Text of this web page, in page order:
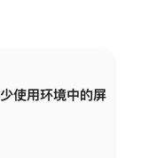
使用环境中的屏